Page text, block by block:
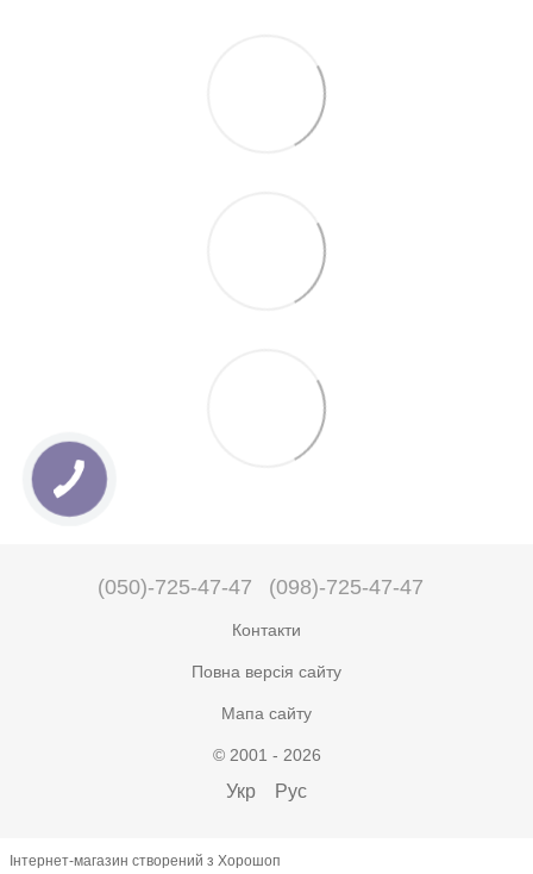
(050)-725-47-47 (098)-725-47-47
Контакти
Повна версія сайту
Мапа сайту
© 2001 - 2026
Укр Рус
Інтернет-магазин створений з Хорошоп